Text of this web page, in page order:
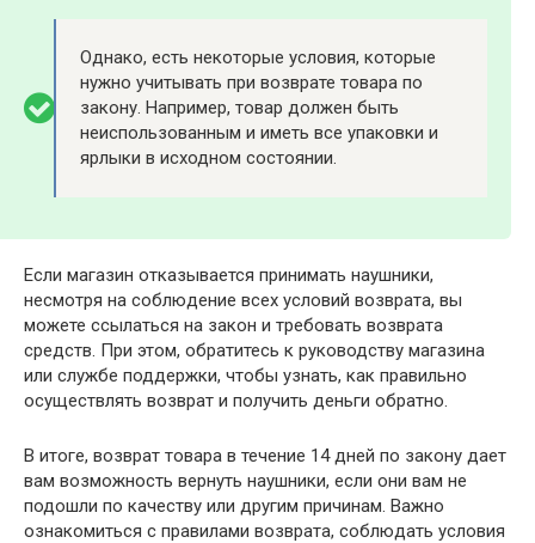
Однако, есть некоторые условия, которые
нужно учитывать при возврате товара по
закону. Например, товар должен быть
неиспользованным и иметь все упаковки и
ярлыки в исходном состоянии.
Если магазин отказывается принимать наушники,
несмотря на соблюдение всех условий возврата, вы
можете ссылаться на закон и требовать возврата
средств. При этом, обратитесь к руководству магазина
или службе поддержки, чтобы узнать, как правильно
осуществлять возврат и получить деньги обратно.
В итоге, возврат товара в течение 14 дней по закону дает
вам возможность вернуть наушники, если они вам не
подошли по качеству или другим причинам. Важно
ознакомиться с правилами возврата, соблюдать условия